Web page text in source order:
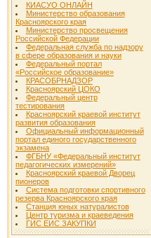
КИАСУО ОНЛАЙН
Министерство образования
Красноярского края
Министерство просвещения
Российской Федерации
Федеральная служба по надзору
в сфере образования и науки
Федеральный портал
«Российское образование»
КРАСОБРНАДЗОР
Красноярский ЦОКО
Федеральный центр
тестирования
Красноярский краевой институт
развития образования
Официальный информационный
портал единого государственного
экзамена
ФГБНУ «Федеральный институт
педагогических измерений»
Красноярский краевой Дворец
пионеров
Система подготовки спортивного
резерва Красноярского края
Станция юных натуралистов
Центр туризма и краеведения
ГИС ЕИС ЗАКУПКИ